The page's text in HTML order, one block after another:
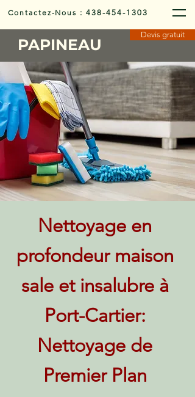
Contactez-Nous :438-454-1303
PAPINEAU
Devis gratuit
Nettoyage en
profondeur maison
sale et insalubre à
Port-Cartier:
Nettoyage de
Premier Plan